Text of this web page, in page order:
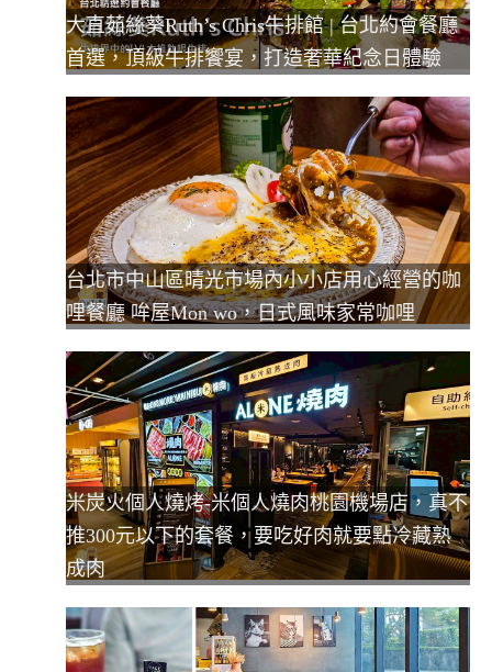
大直茹絲葵Ruth’s Chris牛排館 | 台北約會餐廳
首選，頂級牛排饗宴，打造奢華紀念日體驗
台北市中山區晴光市場內小小店用心經營的咖
哩餐廳 哞屋Mon wo，日式風味家常咖哩
米炭火個人燒烤-米個人燒肉桃園機場店，真不
推300元以下的套餐，要吃好肉就要點冷藏熟
成肉